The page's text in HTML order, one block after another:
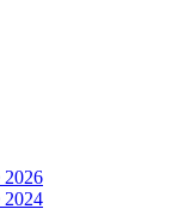
2026
2024